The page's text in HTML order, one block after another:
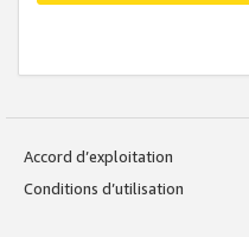
Accord d’exploitation
Conditions d’utilisation